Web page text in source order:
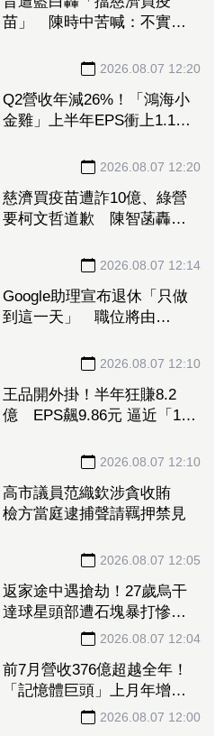
苗」 陳時中苦喊：不實指
2026.08.07 12:20
Q2營收年減26%！「鴻海小
金雞」上半年EPS衝上1.1
2026.08.07 12:20
慈濟買疫苗遭詐10億、綠營
要柯文哲道歉 陳智菡轟
2026.08.07 12:14
Google助理宣布退休「只做
到這一天」 職位將由
2026.08.07 12:10
王品開外掛！半年狂賺8.2
億 EPS飆9.86元 逼近「1股
2026.08.07 12:10
高市議員范織欽涉貪收賄
檢方當庭逮捕聲請羈押禁見
2026.08.07 12:05
返家途中遇搶劫！27歲烏干
達球星頭部遭石塊暴打慘
死 曾率隊奪聯賽冠軍
前7月營收376億超越全年！
「記憶體巨頭」上月年增飆